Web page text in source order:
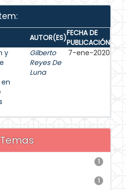
AUTOR(ES)FECHA DE
PUBLICACIÓN
y
Gilberto
Reyes De
Luna
7-ene-2020
Temas
1
1